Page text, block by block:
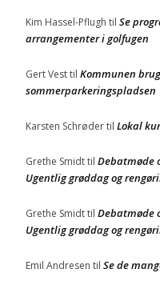
Kim Hassel-Pflugh til Se
arrangementer i golfugen
Gert Vesttil Kommunen
sommerparkeringspladsen
Karsten Schrødertil Lokal
Grethe Smidttil Debatmøde
Ugentlig grøddag og
Grethe Smidttil Debatmøde
Ugentlig grøddag og
Emil Andresen til Se de